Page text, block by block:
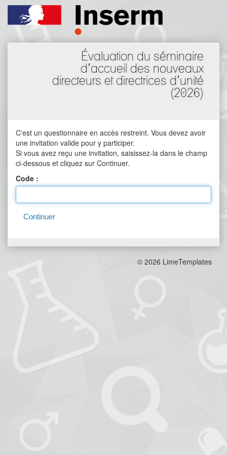
Évaluation du séminaire
d’accueil des nouveaux
directeurs et directrices d’unité
(2026)
C'est un questionnaire en accès restreint. Vous devez avoir
une invitation valide pour y participer.
Si vous avez reçu une invitation, saisissez-la dans le champ
ci-dessous et cliquez sur Continuer.
Code :
© 2026 LimeTemplates